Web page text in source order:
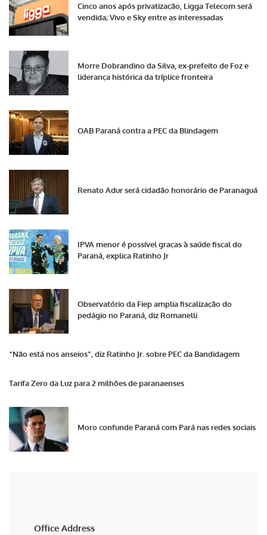
Cinco anos após privatização, Ligga Telecom será
vendida; Vivo e Sky entre as interessadas
Morre Dobrandino da Silva, ex-prefeito de Foz e
liderança histórica da tríplice fronteira
OAB Paraná contra a PEC da Blindagem
Renato Adur será cidadão honorário de Paranaguá
IPVA menor é possível graças à saúde fiscal do
Paraná, explica Ratinho Jr
Observatório da Fiep amplia fiscalização do
pedágio no Paraná, diz Romanelli
“Não está nos anseios”, diz Ratinho Jr. sobre PEC da Bandidagem
Tarifa Zero da Luz para 2 milhões de paranaenses
Moro confunde Paraná com Pará nas redes sociais
Office Address